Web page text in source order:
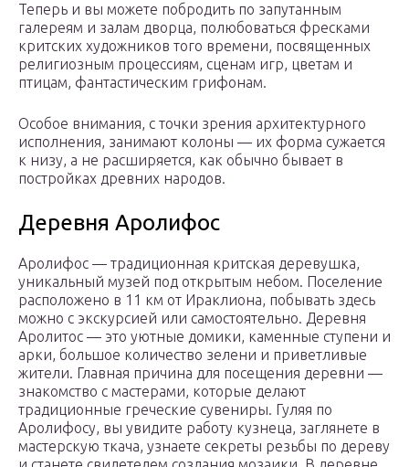
Теперь и вы можете побродить по запутанным
галереям и залам дворца, полюбоваться фресками
критских художников того времени, посвященных
религиозным процессиям, сценам игр, цветам и
птицам, фантастическим грифонам.
Особое внимания, с точки зрения архитектурного
исполнения, занимают колоны — их форма сужается
к низу, а не расширяется, как обычно бывает в
постройках древних народов.
Деревня Аролифос
Аролифос — традиционная критская деревушка,
уникальный музей под открытым небом. Поселение
расположено в 11 км от Ираклиона, побывать здесь
можно с экскурсией или самостоятельно. Деревня
Аролитос — это уютные домики, каменные ступени и
арки, большое количество зелени и приветливые
жители. Главная причина для посещения деревни —
знакомство с мастерами, которые делают
традиционные греческие сувениры. Гуляя по
Аролифосу, вы увидите работу кузнеца, заглянете в
мастерскую ткача, узнаете секреты резьбы по дереву